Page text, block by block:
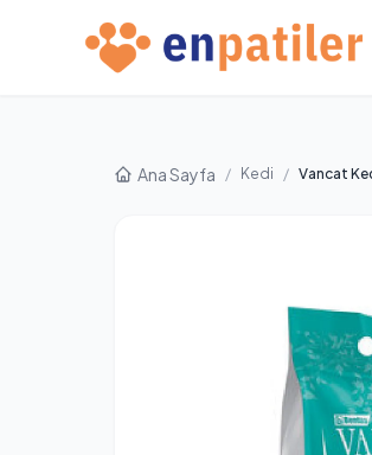
Ana Sayfa / Kedi /